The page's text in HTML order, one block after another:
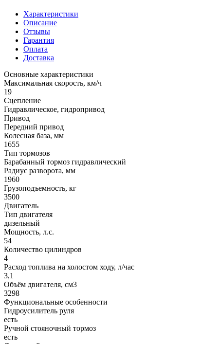
Характеристики
Описание
Отзывы
Гарантия
Оплата
Доставка
Основные характеристики
Максимальная скорость, км/ч
19
Сцепление
Гидравлическое, гидропривод
Привод
Передний привод
Колесная база, мм
1655
Тип тормозов
Барабанный тормоз гидравлический
Радиус разворота, мм
1960
Грузоподъемность, кг
3500
Двигатель
Тип двигателя
дизельный
Мощность, л.с.
54
Количество цилиндров
4
Расход топлива на холостом ходу, л/час
3,1
Объём двигателя, см3
3298
Функциональные особенности
Гидроусилитель руля
есть
Ручной стояночный тормоз
есть